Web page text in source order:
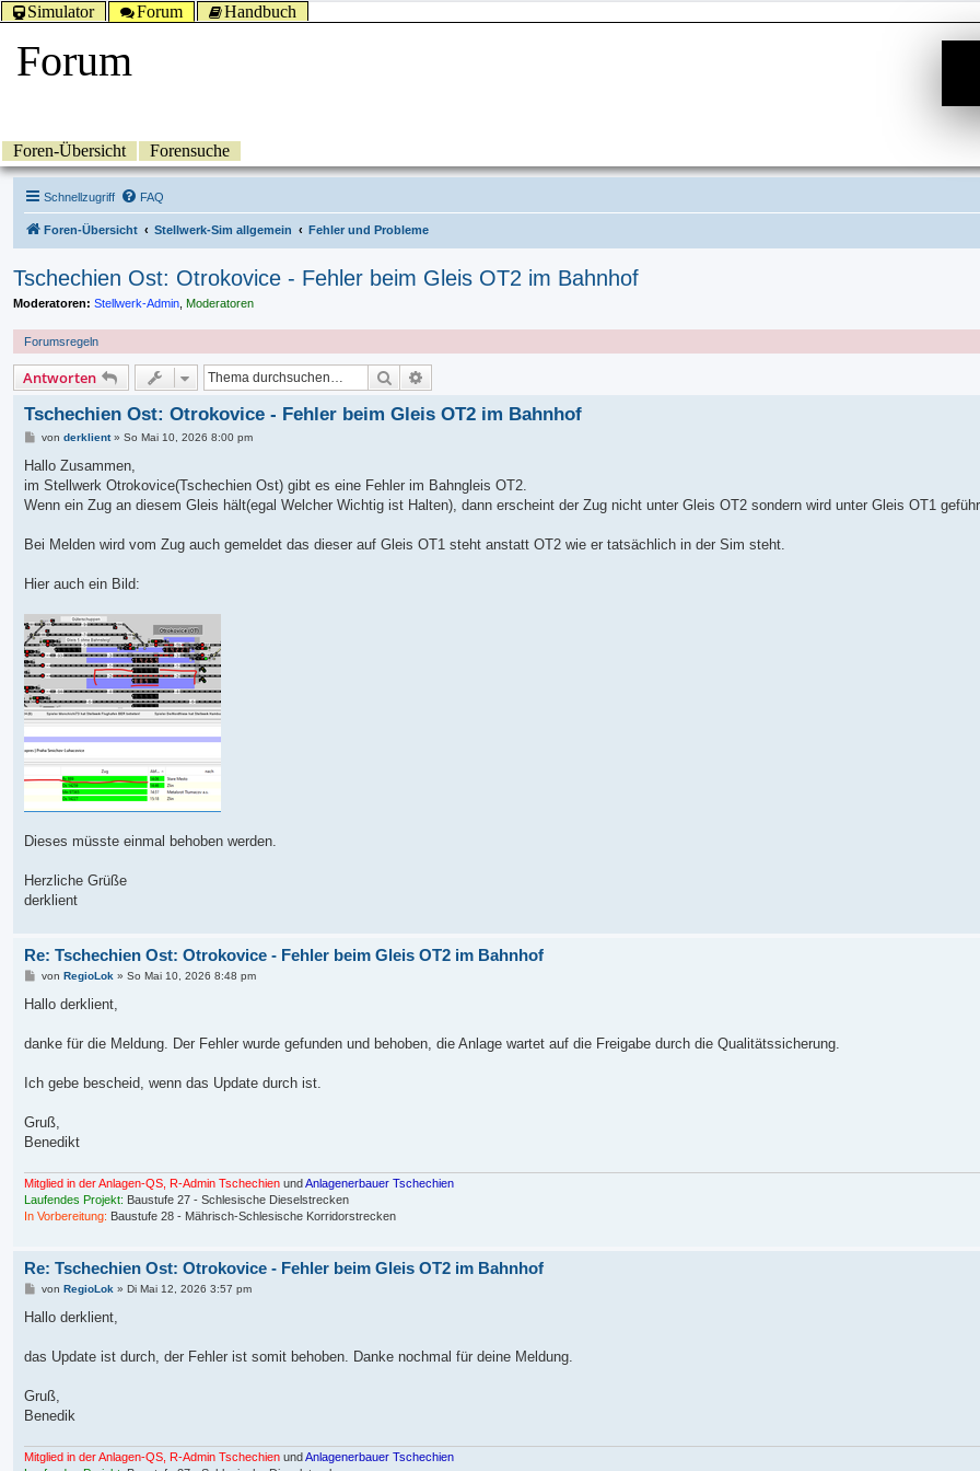
Simulator Forum Handbuch
Forum
Foren-Übersicht Forensuche
Schnellzugriff FAQ
Foren-Übersicht Stellwerk-Sim allgemein Fehler und Probleme
Tschechien Ost: Otrokovice - Fehler beim Gleis OT2 im Bahnhof
Moderatoren: Stellwerk-Admin Moderatoren
Forumsregeln
Antworten Suche
Tschechien Ost: Otrokovice - Fehler beim Gleis OT2 im Bahnhof
B
i
r
a
von derklient» So Mai 10, 2026 8:00 pm
Hallo Zusammen,
im Stellwerk Otrokovice(Tschechien Ost) gibt es eine Fehler im Bahngleis OT2.
Wenn ein Zug an diesem Gleis hält(egal Welcher Wichtig ist Halten), dann erscheint der Zug nicht unter Gleis OT2 sondern wird unter Gleis OT1
Bei Melden wird vom Zug auch gemeldet das dieser auf Gleis OT1 steht anstatt OT2 wie er tatsächlich in der Sim steht.
Hier auch ein Bild:
Dieses müsste einmal behoben werden.
Herzliche Grüße
derklient
Re: Tschechien Ost: Otrokovice - Fehler beim Gleis OT2 im Bahnhof
B
i
a
von RegioLok » So Mai 10, 2026 8:48 pm
Hallo derklient,
danke für die Meldung. Der Fehler wurde gefunden und behoben, die Anlage wartet auf die Freigabe durch die Qualitätssicherung.
Ich gebe bescheid, wenn das Update durch ist.
Gruß,
Benedikt
Mitglied in der Anlagen-QS, R-Admin Tschechien undAnlagenerbauer Tschechien
Laufendes Projekt: Baustufe 27 - Schlesische Dieselstrecken
In Vorbereitung: Baustufe 28 - Mährisch-Schlesische Korridorstrecken
Re: Tschechien Ost: Otrokovice - Fehler beim Gleis OT2 im Bahnhof
B
i
a
von RegioLok» Di Mai 12, 2026 3:57 pm
Hallo derklient,
das Update ist durch, der Fehler ist somit behoben. Danke nochmal für deine Meldung.
Gruß,
Benedik
Mitglied in der Anlagen-QS, R-Admin Tschechien undAnlagenerbauer Tschechien